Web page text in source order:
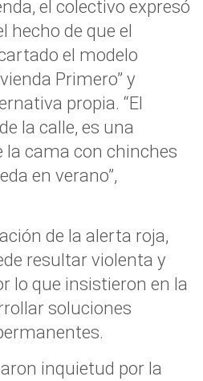
el colectivo expresó
hecho de que el
el modelo
Primero” y
propia. “El
la calle, es una
la cama con chinches
en verano”,
de la alerta roja,
resultar violenta y
lo que insistieron en la
soluciones
inquietud por la